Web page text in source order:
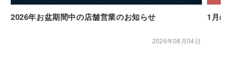
2026年お盆期間中の店舗営業のお知らせ
2026年08月04日
1月